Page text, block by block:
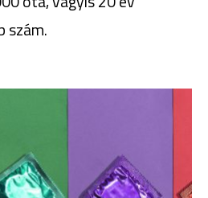
szám.